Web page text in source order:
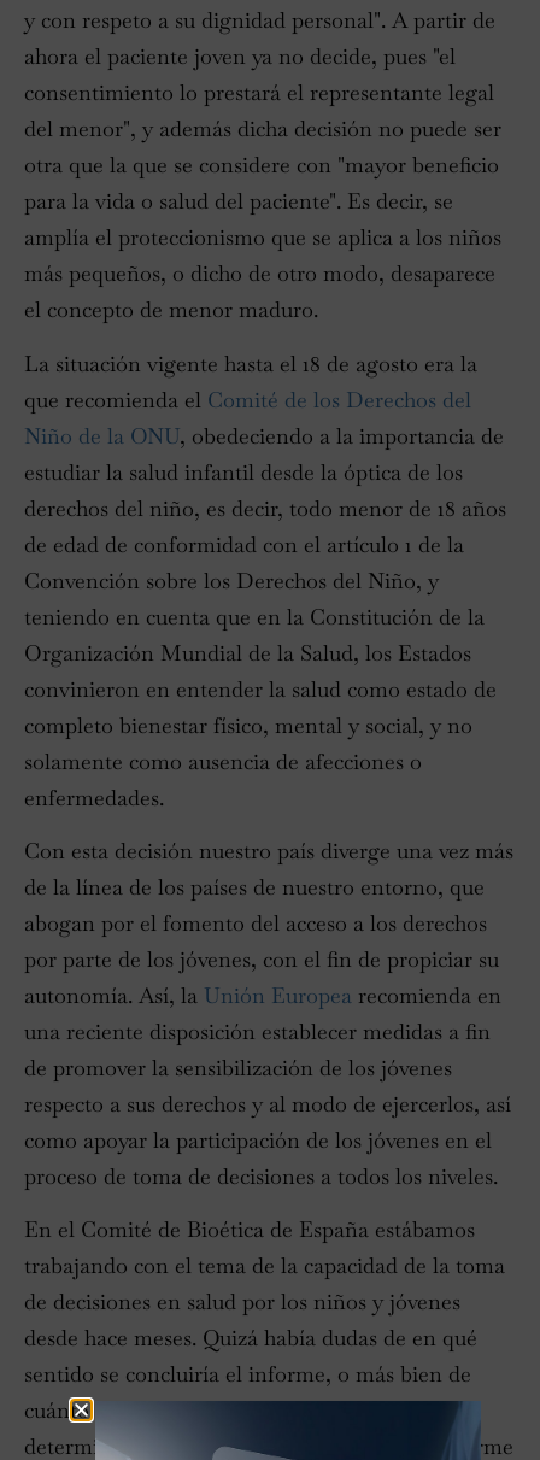
y con respeto a su dignidad personal". A partir de
ahora el paciente joven ya no decide, pues "el
consentimiento lo prestará el representante legal
del menor", y además dicha decisión no puede ser
otra que la que se considere con "mayor beneficio
para la vida o salud del paciente". Es decir, se
amplía el proteccionismo que se aplica a los niños
más pequeños, o dicho de otro modo, desaparece
el concepto de menor maduro.
La situación vigente hasta el 18 de agosto era la
que recomienda el Comité de los Derechos del
Niño de la ONU, obedeciendo a la importancia de
estudiar la salud infantil desde la óptica de los
derechos del niño, es decir, todo menor de 18 años
de edad de conformidad con el artículo 1 de la
Convención sobre los Derechos del Niño, y
teniendo en cuenta que en la Constitución de la
Organización Mundial de la Salud, los Estados
convinieron en entender la salud como estado de
completo bienestar físico, mental y social, y no
solamente como ausencia de afecciones o
enfermedades.
Con esta decisión nuestro país diverge una vez más
de la línea de los países de nuestro entorno, que
abogan por el fomento del acceso a los derechos
por parte de los jóvenes, con el fin de propiciar su
autonomía. Así, la Unión Europea recomienda en
una reciente disposición establecer medidas a fin
de promover la sensibilización de los jóvenes
respecto a sus derechos y al modo de ejercerlos, así
como apoyar la participación de los jóvenes en el
proceso de toma de decisiones a todos los niveles.
En el Comité de Bioética de España estábamos
trabajando con el tema de la capacidad de la toma
de decisiones en salud por los niños y jóvenes
desde hace meses. Quizá había dudas de en qué
sentido se concluiría el informe, o más bien de
cuánto apoyo conseguiría un informe en
determinado sentido … pero sin esperar el informe